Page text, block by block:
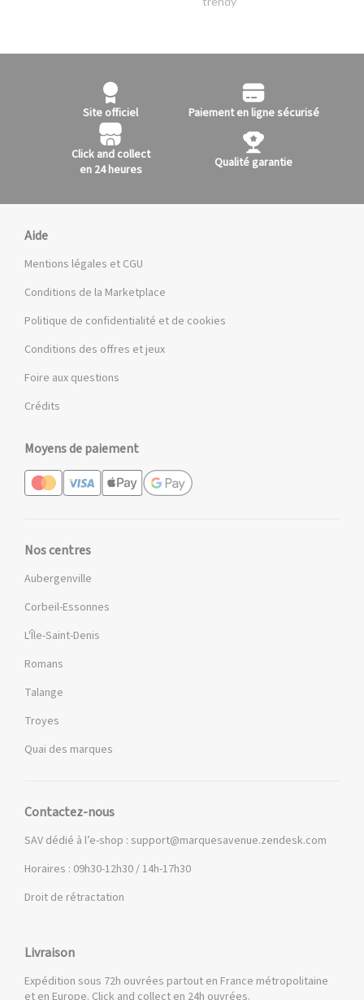
Site officiel Paiement en ligne sécurisé
Click and collect
en 24 heures
Qualité garantie
Aide
Mentions légales et CGU
Conditions de la Marketplace
Politique de confidentialité et de cookies
Conditions des offres et jeux
Foire aux questions
Crédits
Moyens de paiement
Nos centres
Aubergenville
Corbeil-Essonnes
L'Île-Saint-Denis
Romans
Talange
Troyes
Quai des marques
Contactez-nous
SAV dédié à l’e-shop : support@marquesavenue.zendesk.com
Horaires : 09h30-12h30 / 14h-17h30
Droit de rétractation
Livraison
Expédition sous 72h ouvrées partout en France métropolitaine